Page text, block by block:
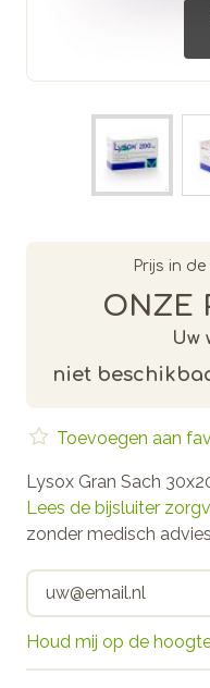
Lysox Gran Sach
Lees de bijsluiter
zonder medisch
Prijs in
ONZE
Uw
niet
Houd mij op de
Toevoegen aan